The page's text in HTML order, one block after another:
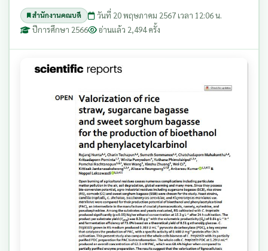
สำนักงานคณบดี
วันที่ 20 พฤษภาคม 2567 เวลา 12:06 น.
ปีการศึกษา 2566
อ่านแล้ว 2,494 ครั้ง